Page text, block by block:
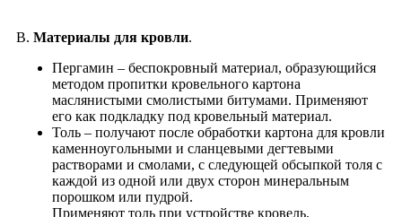
В. Материалы для кровли.
Пергамин – беспокровный материал, образующийся
методом пропитки кровельного картона
маслянистыми смолистыми битумами. Применяют
его как подкладку под кровельный материал.
Толь – получают после обработки картона для кровли
каменноугольными и сланцевыми дегтевыми
растворами и смолами, с следующей обсыпкой толя с
каждой из одной или двух сторон минеральным
порошком или пудрой.
Применяют толь при устройстве кровель.